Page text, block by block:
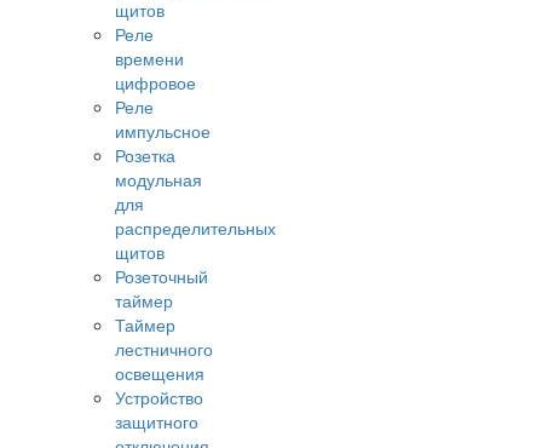
щитов
Реле
времени
цифровое
Реле
импульсное
Розетка
модульная
для
распределительных
щитов
Розеточный
таймер
Таймер
лестничного
освещения
Устройство
защитного